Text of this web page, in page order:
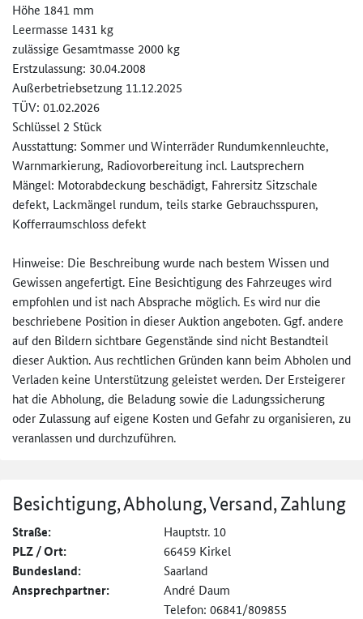
Höhe 1841 mm
Leermasse 1431 kg
zulässige Gesamtmasse 2000 kg
Erstzulassung: 30.04.2008
Außerbetriebsetzung 11.12.2025
TÜV: 01.02.2026
Schlüssel 2 Stück
Ausstattung: Sommer und Winterräder Rundumkennleuchte,
Warnmarkierung, Radiovorbereitung incl. Lautsprechern
Mängel: Motorabdeckung beschädigt, Fahrersitz Sitzschale
defekt, Lackmängel rundum, teils starke Gebrauchsspuren,
Kofferraumschloss defekt
Hinweise: Die Beschreibung wurde nach bestem Wissen und
Gewissen angefertigt. Eine Besichtigung des Fahrzeuges wird
empfohlen und ist nach Absprache möglich. Es wird nur die
beschriebene Position in dieser Auktion angeboten. Ggf. andere
auf den Bildern sichtbare Gegenstände sind nicht Bestandteil
dieser Auktion. Aus rechtlichen Gründen kann beim Abholen und
Verladen keine Unterstützung geleistet werden. Der Ersteigerer
hat die Abholung, die Beladung sowie die Ladungssicherung
oder Zulassung auf eigene Kosten und Gefahr zu organisieren, zu
veranlassen und durchzuführen.
Besichtigung, Abholung, Versand, Zahlung
Straße: Hauptstr. 10
PLZ / Ort: 66459 Kirkel
Bundesland: Saarland
Ansprechpartner:
André Daum
Telefon: 06841/809855